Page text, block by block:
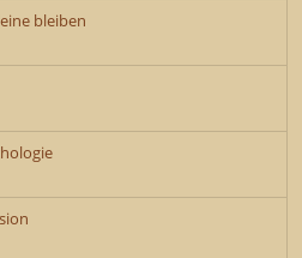
bleiben